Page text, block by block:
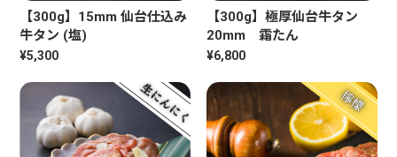
【300g】15mm 仙台仕込み
牛タン (塩)
¥5,300
【300g】極厚仙台牛タン
20mm 霜たん
¥6,800